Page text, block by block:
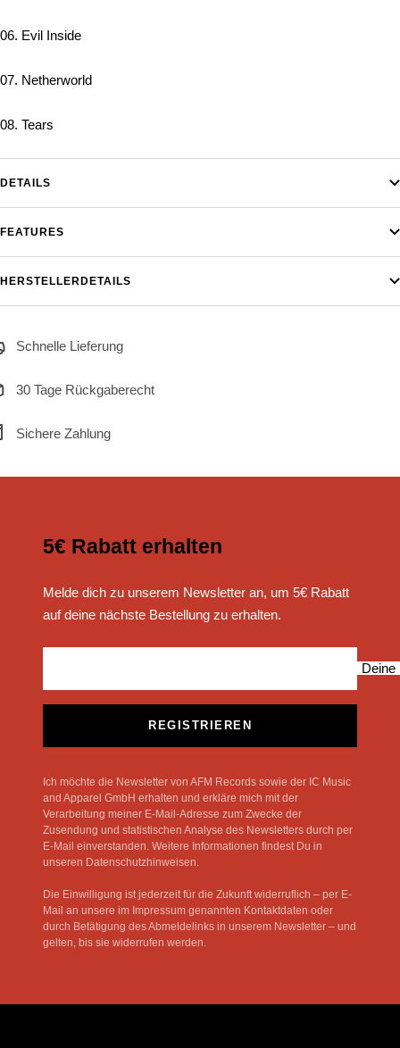
06. Evil Inside
07. Netherworld
08. Tears
DETAILS
FEATURES
HERSTELLERDETAILS
Schnelle Lieferung
30 Tage Rückgaberecht
Sichere Zahlung
5€ Rabatt erhalten
Melde dich zu unserem Newsletter an, um 5€ Rabatt
auf deine nächste Bestellung zu erhalten.
Deine
REGISTRIEREN
Ich möchte die Newsletter von AFM Records sowie der IC Music
and Apparel GmbH erhalten und erkläre mich mit der
Verarbeitung meiner E-Mail-Adresse zum Zwecke der
Zusendung und statistischen Analyse des Newsletters durch per
E-Mail einverstanden. Weitere Informationen findest Du in
unseren Datenschutzhinweisen.
Die Einwilligung ist jederzeit für die Zukunft widerruflich – per E-
Mail an unsere im Impressum genannten Kontaktdaten oder
durch Betätigung des Abmeldelinks in unserem Newsletter – und
gelten, bis sie widerrufen werden.